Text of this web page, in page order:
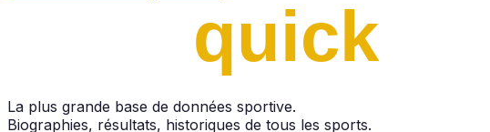
La plus grande base de données sportive.
Biographies, résultats, historiques de tous les sports.